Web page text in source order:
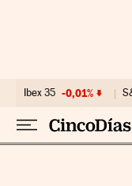
Ibex 35 -0,01%